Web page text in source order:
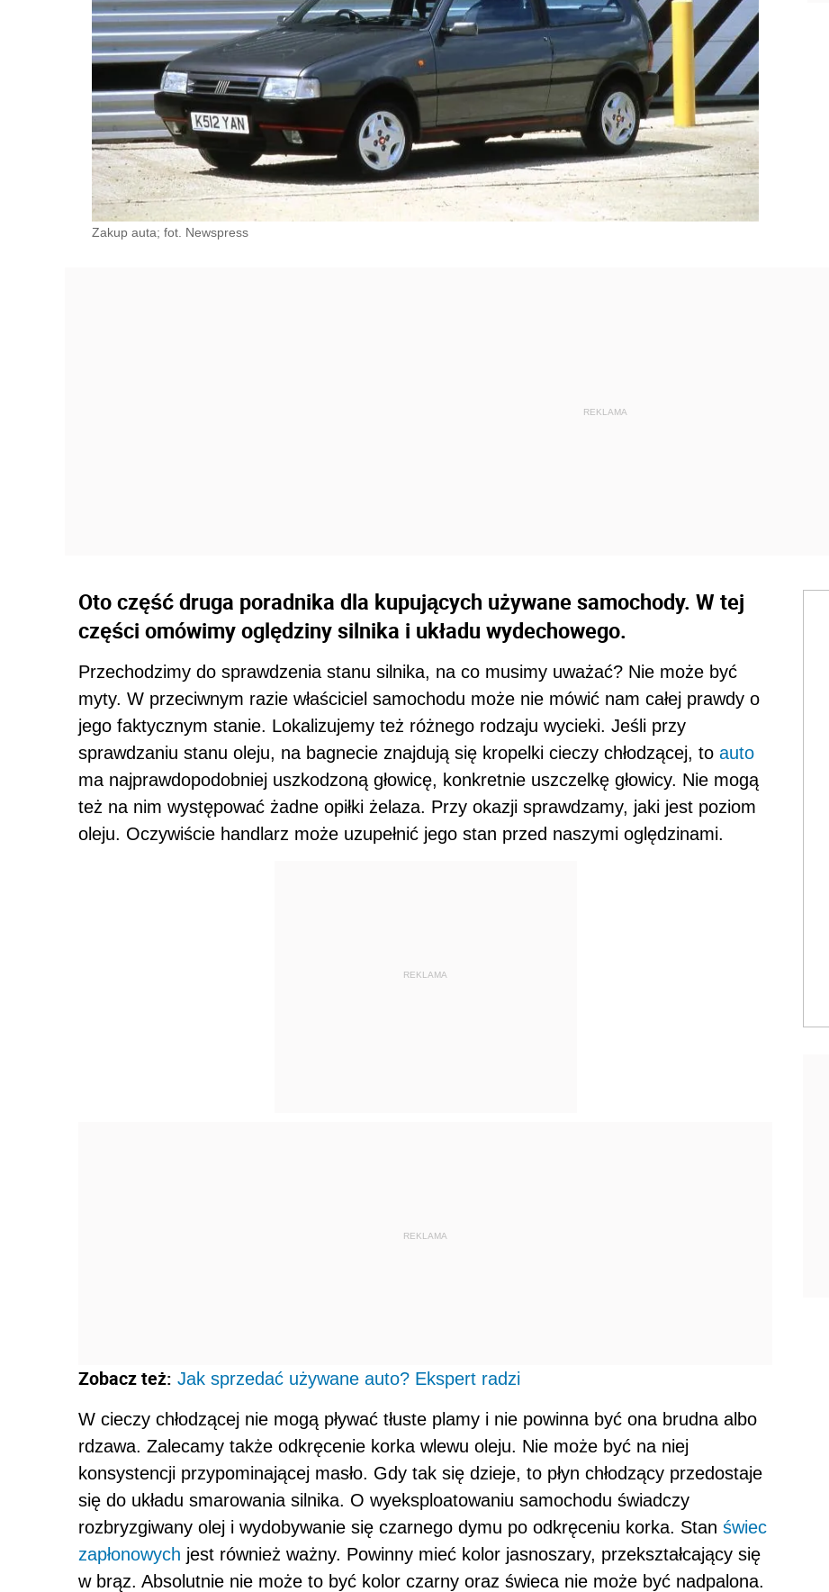
Zakup auta; fot. Newspress
Oto część druga poradnika dla kupujących używane samochody. W tej
części omówimy oględziny silnika i układu wydechowego.
Przechodzimy do sprawdzenia stanu silnika, na co musimy uważać? Nie może być
myty. W przeciwnym razie właściciel samochodu może nie mówić nam całej prawdy o
jego faktycznym stanie. Lokalizujemy też różnego rodzaju wycieki. Jeśli przy
sprawdzaniu stanu oleju, na bagnecie znajdują się kropelki cieczy chłodzącej, to auto
ma najprawdopodobniej uszkodzoną głowicę, konkretnie uszczelkę głowicy. Nie mogą
też na nim występować żadne opiłki żelaza. Przy okazji sprawdzamy, jaki jest poziom
oleju. Oczywiście handlarz może uzupełnić jego stan przed naszymi oględzinami.
REKLAMA
REKLAMA
Zobacz też: Jak sprzedać używane auto? Ekspert radzi
W cieczy chłodzącej nie mogą pływać tłuste plamy i nie powinna być ona brudna albo
rdzawa. Zalecamy także odkręcenie korka wlewu oleju. Nie może być na niej
konsystencji przypominającej masło. Gdy tak się dzieje, to płyn chłodzący przedostaje
się do układu smarowania silnika. O wyeksploatowaniu samochodu świadczy
rozbryzgiwany olej i wydobywanie się czarnego dymu po odkręceniu korka. Stan świec
zapłonowych jest również ważny. Powinny mieć kolor jasnoszary, przekształcający się
w brąz. Absolutnie nie może to być kolor czarny oraz świeca nie może być nadpalona.